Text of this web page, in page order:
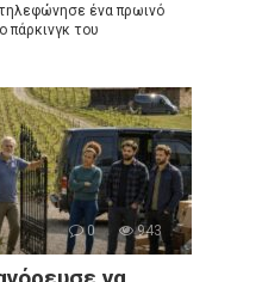
ένα πρωινό
πάρκινγκ του
0 943